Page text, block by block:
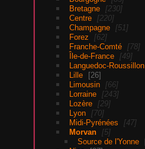
Bretagne
230
Centre
220
Champagne
51
Forez
62
Franche-Comté
78
Île-de-France
49
Languedoc-Roussillon
Lille
26
Limousin
66
Lorraine
243
Lozère
29
Lyon
70
Midi-Pyrénées
47
Morvan
5
Source de l'Yonne